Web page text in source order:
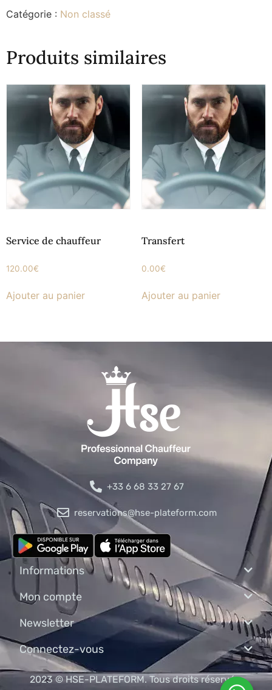
Catégorie : Non classé
Produits similaires
Service de chauffeur
120.00€
Ajouter au panier
Transfert
0.00€
Ajouter au panier
+33 6 68 33 27 67
reservations@hse-plateform.com
Informations
Mon compte
Newsletter
Connectez-vous
2023 © HSE-PLATEFORM. Tous droits réservés.